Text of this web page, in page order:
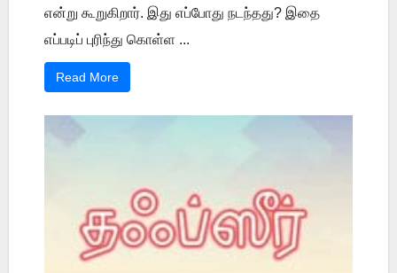
என்று கூறுகிறார். இது எப்போது நடந்தது? இதை
எப்படிப் புரிந்து கொள்ள ...
Read More